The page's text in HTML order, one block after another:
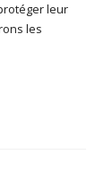
leur
les